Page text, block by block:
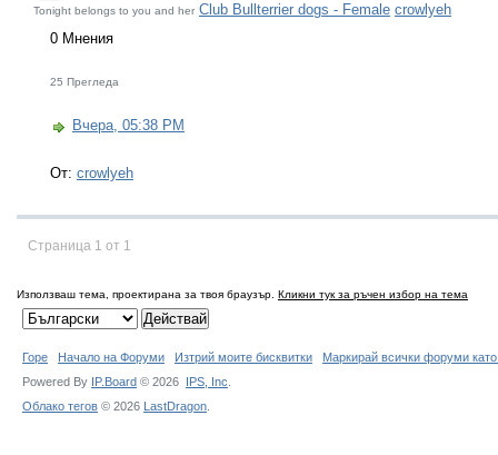
Tonight belongs to you and her Club Bullterrier dogs - Female crowlyeh
0 Мнения
25 Прегледа
Вчера, 05:38 PM
От: crowlyeh
Страница 1 от 1
Използваш тема, проектирана за твоя браузър. Кликни тук за ръчен избор на тема
Горе Начало на Форуми Изтрий моите бисквитки
Маркирай всички форуми
Powered By IP.Board © 2026 IPS, Inc
Облако тегов © 2026 LastDragon